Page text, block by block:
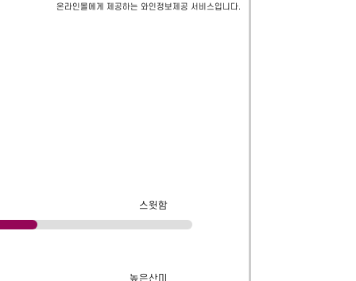
온라인몰에게 제공하는 와인정보제공 서비스입니다.
스윗함
높은산미